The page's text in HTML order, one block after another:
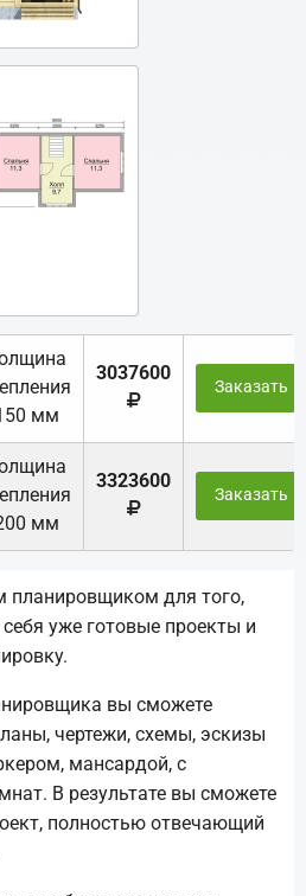
мм
3037600
Заказать
мм
3323600
Заказать
планировщиком для того,
уже готовые проекты и
вы сможете
чертежи, схемы, эскизы
мансардой, с
В результате вы сможете
полностью отвечающий